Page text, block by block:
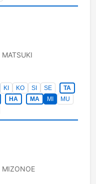
MATSUKI
KI KO SI SE
TA
HA MA MI
MU
MIZONOE